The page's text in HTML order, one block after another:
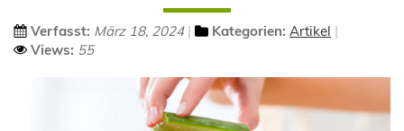
Verfasst: März 18, 2024 Kategorien: Artikel
Views: 55